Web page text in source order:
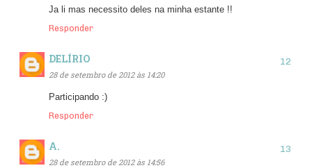
Ja li mas necessito deles na minha estante !!
Responder
DELÍRIO
28 de setembro de 2012 às 14:20
Participando :)
Responder
A.
28 de setembro de 2012 às 14:56